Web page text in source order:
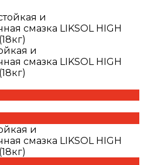
и
смазка LIKSOL HIGH
и
смазка LIKSOL HIGH